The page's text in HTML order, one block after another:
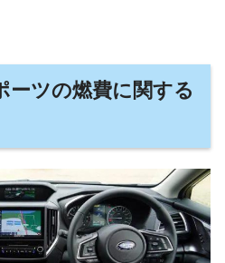
ーツの燃費に関する